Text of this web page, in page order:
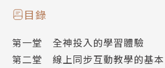
實際示範線上操作，與各級學校老
影響一個老師，就可以影響更多的
目錄
第一堂 全神投入的學習體驗
第二堂 線上同步互動教學的基